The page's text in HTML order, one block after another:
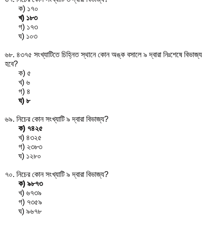
ক) ১৭০
খ) ১৮৩
গ) ১৭৩
ঘ) ১০৩
৬৮. ৪৩৭৫ সংখ্যাটিতে চিহ্নিত স্থানে কোন অঙ্ক বসালে ৯ দ্বারা নিঃশেষে বিভাজ্য
হবে?
ক) ৫
খ) ৬
গ) ৪
ঘ) ৮
৬৯. নিচের কোন সংখ্যাটি ৯ দ্বারা বিভাজ্য?
ক) ৭৪২৫
খ) ৪৩২৫
গ) ২৩৮৩
ঘ) ১২৮০
৭০. নিচের কোন সংখ্যাটি ৯ দ্বারা বিভাজ্য?
ক) ৯৮৭৩
খ) ৬৭৩৯
গ) ৭৩৫৯
ঘ) ৯৬৭৮